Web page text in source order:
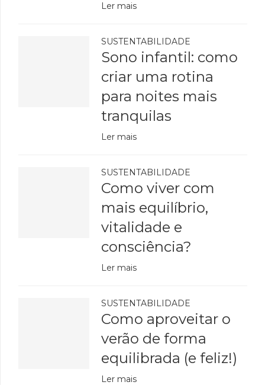
Ler mais
SUSTENTABILIDADE
Sono infantil: como
criar uma rotina
para noites mais
tranquilas
Ler mais
SUSTENTABILIDADE
Como viver com
mais equilíbrio,
vitalidade e
consciência?
Ler mais
SUSTENTABILIDADE
Como aproveitar o
verão de forma
equilibrada (e feliz!)
Ler mais